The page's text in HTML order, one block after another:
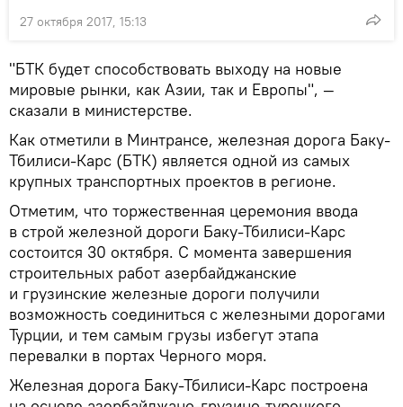
27 октября 2017, 15:13
"БТК будет способствовать выходу на новые
мировые рынки, как Азии, так и Европы", —
сказали в министерстве.
Как отметили в Минтрансе, железная дорога Баку-
Тбилиси-Карс (БТК) является одной из самых
крупных транспортных проектов в регионе.
Отметим, что торжественная церемония ввода
в строй железной дороги Баку-Тбилиси-Карс
состоится 30 октября. С момента завершения
строительных работ азербайджанские
и грузинские железные дороги получили
возможность соединиться с железными дорогами
Турции, и тем самым грузы избегут этапа
перевалки в портах Черного моря.
Железная дорога Баку-Тбилиси-Карс построена